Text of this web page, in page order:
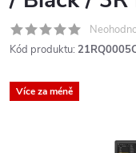
Kód produktu:
Více za méně